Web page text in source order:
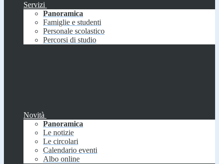
Servizi
Panoramica
Famiglie e studenti
Personale scolastico
Percorsi di studio
Novità
Panoramica
Le notizie
Le circolari
Calendario eventi
Albo online